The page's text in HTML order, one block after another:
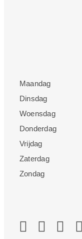
Maandag
Dinsdag
Woensdag
Donderdag
Vrijdag
Zaterdag
Zondag